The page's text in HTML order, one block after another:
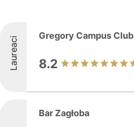
Laureaci Gregory Campus Club
8.2
Bar Zagłoba